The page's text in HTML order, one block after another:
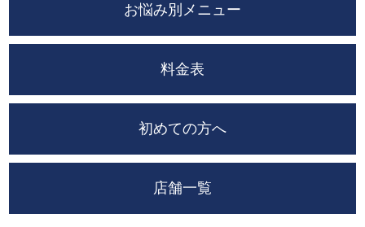
お悩み別メニュー
料金表
初めての方へ
店舗一覧